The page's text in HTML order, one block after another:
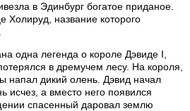
в Эдинбург богатое приданое.
Холируд, название которого
одна легенда о короле Дэвиде I,
в дремучем лесу. На короля,
напал дикий олень. Дэвид начал
исчез, а вместо него появился
спасенный даровал землю